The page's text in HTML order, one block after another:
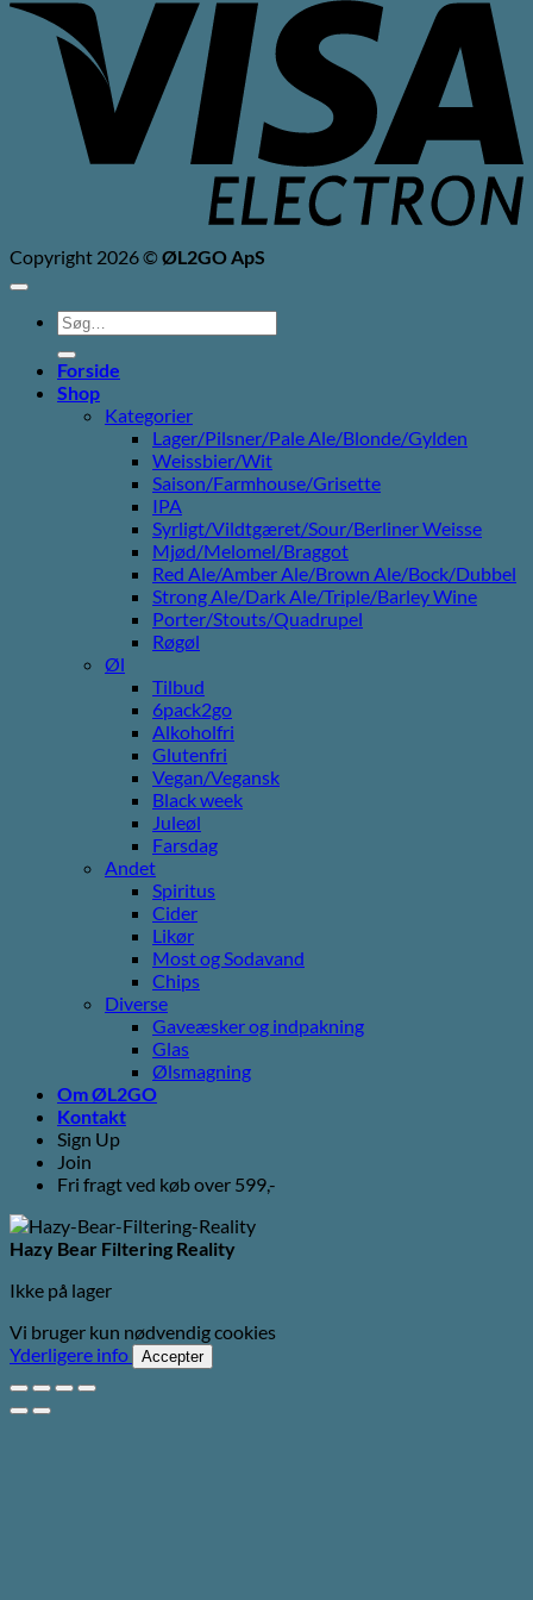
Copyright 2026 ©ØL2GO ApS
Søg
efter:
Forside
Shop
Kategorier
Lager/Pilsner/Pale Ale/Blonde/Gylden
Weissbier/Wit
Saison/Farmhouse/Grisette
IPA
Syrligt/Vildtgæret/Sour/Berliner Weisse
Mjød/Melomel/Braggot
Red Ale/Amber Ale/Brown Ale/Bock/Dubbel
Strong Ale/Dark Ale/Triple/Barley Wine
Porter/Stouts/Quadrupel
Røgøl
Øl
Tilbud
6pack2go
Alkoholfri
Glutenfri
Vegan/Vegansk
Black week
Juleøl
Farsdag
Andet
Spiritus
Cider
Likør
Most og Sodavand
Chips
Diverse
Gaveæsker og indpakning
Glas
Ølsmagning
Om ØL2GO
Kontakt
Sign Up
Join
Fri fragt ved køb over 599,-
Hazy Bear Filtering Reality
Ikke på lager
Vi bruger kun nødvendig cookies
Yderligere info
Accepter